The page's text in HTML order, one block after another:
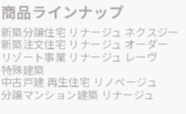
商品ラインナップ
新築分譲住宅 リナージュ ネクスジー
新築注文住宅 リナージュ オーダー
リゾート事業 リナージュ レーヴ
特殊建築
中古戸建 再生住宅 リノベージュ
分譲マンション建築 リナージュ